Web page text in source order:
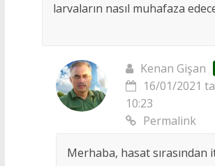
larvaların nasıl muhafaza
Kenan Gişan
16/01/2021
10:23
Permalink
Merhaba, hasat